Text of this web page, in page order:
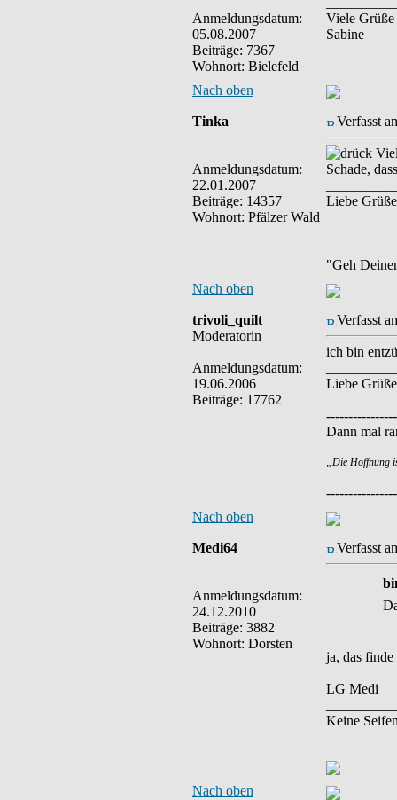
Anmeldungsdatum:
05.08.2007
Beiträge: 7367
Wohnort: Bielefeld
Viele Grüße
Sabine
Nach oben
Tinka
Anmeldungsdatum:
22.01.2007
Beiträge: 14357
Wohnort: Pfälzer Wald
Verfasst
Schade,
Liebe
"Geh
Nach oben
trivoli_quilt
Moderatorin
Anmeldungsdatum:
19.06.2006
Beiträge: 17762
Verfasst
ich bin
Liebe
Dann mal
„Die Hoffnung
Nach oben
Medi64
Anmeldungsdatum:
24.12.2010
Beiträge: 3882
Wohnort: Dorsten
Verfasst
ja, das
LG Medi
Keine
Nach oben